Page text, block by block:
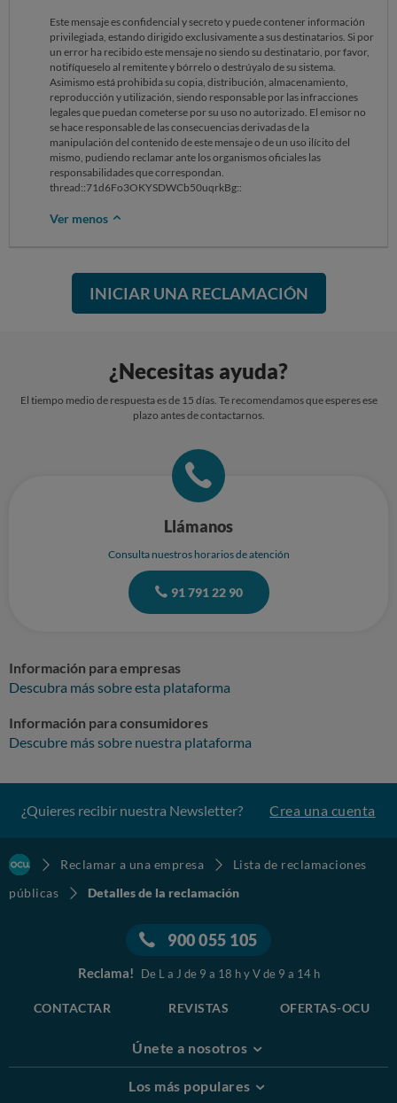
Este mensaje es confidencial y secreto y puede contener información
privilegiada, estando dirigido exclusivamente a sus destinatarios. Si por
un error ha recibido este mensaje no siendo su destinatario, por favor,
notifíqueselo al remitente y bórrelo o destrúyalo de su sistema.
Asimismo está prohibida su copia, distribución, almacenamiento,
reproducción y utilización, siendo responsable por las infracciones
legales que puedan cometerse por su uso no autorizado. El emisor no
se hace responsable de las consecuencias derivadas de la
manipulación del contenido de este mensaje o de un uso ilícito del
mismo, pudiendo reclamar ante los organismos oficiales las
responsabilidades que correspondan.
thread::71d6Fo3OKYSDWCb50uqrkBg::
Ver menos
INICIAR UNA RECLAMACIÓN
¿Necesitas ayuda?
El tiempo medio de respuesta es de 15 días. Te recomendamos que esperes ese
plazo antes de contactarnos.
Llámanos
Consulta nuestros horarios de atención
91 791 22 90
Información para empresas
Descubra más sobre esta plataforma
Información para consumidores
Descubre más sobre nuestra plataforma
¿Quieres recibir nuestra Newsletter? Crea una cuenta
Reclamar a una empresa
Lista de reclamaciones
públicas
Detalles de la reclamación
900 055 105
Reclama! De L a J de 9 a 18 h y V de 9 a 14 h
CONTACTAR REVISTAS OFERTAS-OCU
Únete a nosotros
Los más populares